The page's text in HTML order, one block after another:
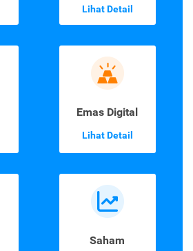
Lihat Detail
Emas Digital
Lihat Detail
Saham